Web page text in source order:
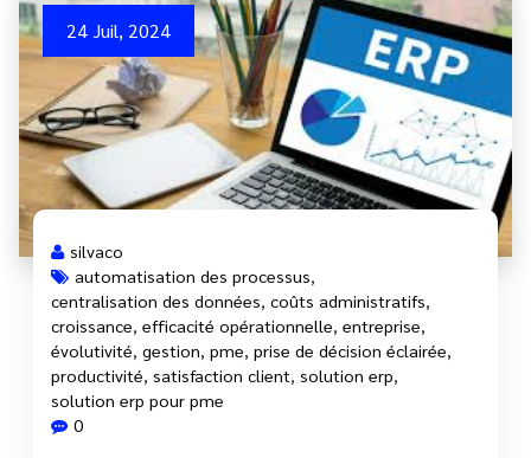
24 Juil, 2024
silvaco
automatisation des processus
centralisation des données coûts administratifs
croissance efficacité opérationnelle entreprise
évolutivité gestion pme prise de décision éclairée
productivité satisfaction client solution erp
solution erp pour pme
0